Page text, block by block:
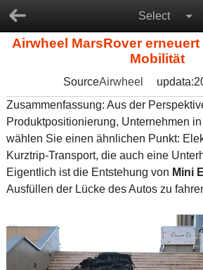
Select
Airwheel MarsRover
Mobilität
SourceAirwheel
Zusammenfassung: Aus der
Produktpositionierung, Unternehmen
wählen Sie einen ähnlichen Punkt:
Kurztrip-Transport, die auch eine
Eigentlich ist die Entstehung von Mini
Ausfüllen der Lücke des Autos zu